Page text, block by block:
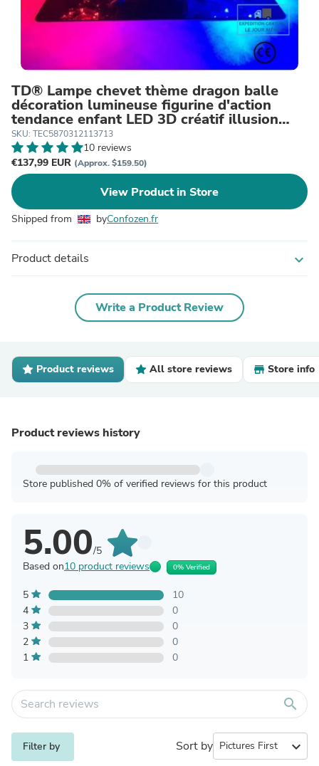
TD® Lampe chevet thème dragon balle
décoration lumineuse figurine d'action
tendance enfant LED 3D créatif illusion
optique Force bom
SKU: TEC5870312113713
10 reviews
€137,99 EUR (Approx. $159.50)
View Product in Store
Shipped from byConfozen.fr
Product details expand_more
Write a Product Review
Product reviews All store reviews Store info
Product reviews history
Store published 0% of verified reviews for this product
5.00/5
Based on10 product reviews 0% Verified
5
10
4
0
3
0
2
0
1
0
search
Filter by Sort by expand_more